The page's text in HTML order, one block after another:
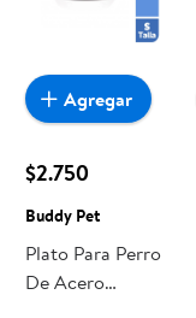
$2.750
Buddy Pet
Plato Para Perro
De Acero
Agregar